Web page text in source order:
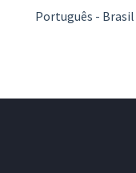
Português - Brasil